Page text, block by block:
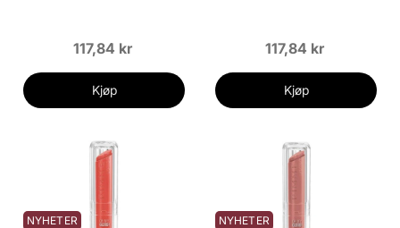
117,84 kr
Kjøp
117,84 kr
Kjøp
NYHETER NYHETER